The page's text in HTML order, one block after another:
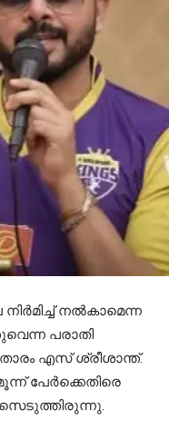
നൽകാമെന്ന
പരാതി
എസ് ശ്രീശാന്ത്.
പേർക്കെതിരെ